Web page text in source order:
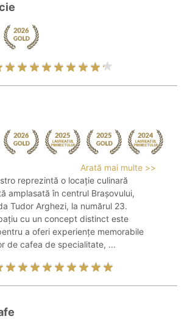
Arată mai multe >>
reprezintă o locație culinară
amplasată în centrul Brașovului,
Tudor Arghezi, la numărul 23.
cu un concept distinct este
a oferi experiențe memorabile
de cafea de specialitate, ...